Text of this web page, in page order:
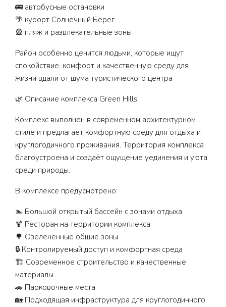
🚌 автобусные остановки
🌴 курорт Солнечный Берег
🎡 пляж и развлекательные зоны
Район особенно ценится людьми, которые ищут
спокойствие, комфорт и качественную среду для
жизни вдали от шума туристического центра
🌿 Описание комплекса Green Hills:
Комплекс выполнен в современном архитектурном
стиле и предлагает комфортную среду для отдыха и
круглогодичного проживания. Территория комплекса
благоустроена и создаёт ощущение уединения и уюта
среди природы.
В комплексе предусмотрено:
🏊 Большой открытый бассейн с зонами отдыха
🍹 Ресторан на территории комплекса
🌳 Озеленённые общие зоны
🔒 Контролируемый доступ и комфортная среда
🏗️ Современное строительство и качественные
материалы
🚗 Парковочные места
🏡 Подходящая инфраструктура для круглогодичного